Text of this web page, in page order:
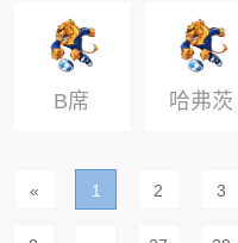
里奇
B席 哈弗茨
« 1 2 3